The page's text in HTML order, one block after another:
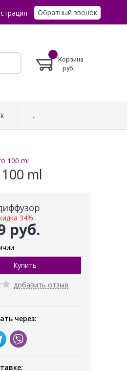
Обратный звонок
Корзина
руб.
...
100 ml
ml
руб.
34%
добавить отзыв
через: